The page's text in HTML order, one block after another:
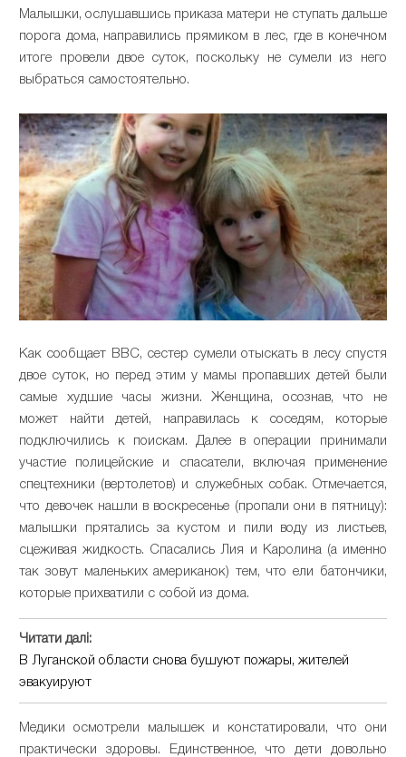
Малышки, ослушавшись приказа матери не ступать дальше
порога дома, направились прямиком в лес, где в конечном
итоге провели двое суток, поскольку не сумели из него
выбраться самостоятельно.
Как сообщает ВВС, сестер сумели отыскать в лесу спустя
двое суток, но перед этим у мамы пропавших детей были
самые худшие часы жизни. Женщина, осознав, что не
может найти детей, направилась к соседям, которые
подключились к поискам. Далее в операции принимали
участие полицейские и спасатели, включая применение
спецтехники (вертолетов) и служебных собак. Отмечается,
что девочек нашли в воскресенье (пропали они в пятницу):
малышки прятались за кустом и пили воду из листьев,
сцеживая жидкость. Спасались Лия и Каролина (а именно
так зовут маленьких американок) тем, что ели батончики,
которые прихватили с собой из дома.
Читати далі:
В Луганской области снова бушуют пожары, жителей
эвакуируют
Медики осмотрели малышек и констатировали, что они
практически здоровы. Единственное, что дети довольно